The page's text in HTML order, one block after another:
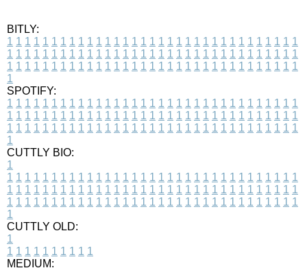
BITLY:
1 1 1 1 1 1 1 1 1 1 1 1 1 1 1 1 1 1 1 1 1 1 1 1 1 1 1 1 1 1 1 1 1
1 1 1 1 1 1 1 1 1 1 1 1 1 1 1 1 1 1 1 1 1 1 1 1 1 1 1 1 1 1 1 1 1
1 1 1 1 1 1 1 1 1 1 1 1 1 1 1 1 1 1 1 1 1 1 1 1 1 1 1 1 1 1 1 1 1
1
SPOTIFY:
1 1 1 1 1 1 1 1 1 1 1 1 1 1 1 1 1 1 1 1 1 1 1 1 1 1 1 1 1 1 1 1 1
1 1 1 1 1 1 1 1 1 1 1 1 1 1 1 1 1 1 1 1 1 1 1 1 1 1 1 1 1 1 1 1 1
1 1 1 1 1 1 1 1 1 1 1 1 1 1 1 1 1 1 1 1 1 1 1 1 1 1 1 1 1 1 1 1 1
1
CUTTLY BIO:
1
1 1 1 1 1 1 1 1 1 1 1 1 1 1 1 1 1 1 1 1 1 1 1 1 1 1 1 1 1 1 1 1 1
1 1 1 1 1 1 1 1 1 1 1 1 1 1 1 1 1 1 1 1 1 1 1 1 1 1 1 1 1 1 1 1 1
1 1 1 1 1 1 1 1 1 1 1 1 1 1 1 1 1 1 1 1 1 1 1 1 1 1 1 1 1 1 1 1 1
1
CUTTLY OLD:
1
1 1 1 1 1 1 1 1 1 1
MEDIUM: